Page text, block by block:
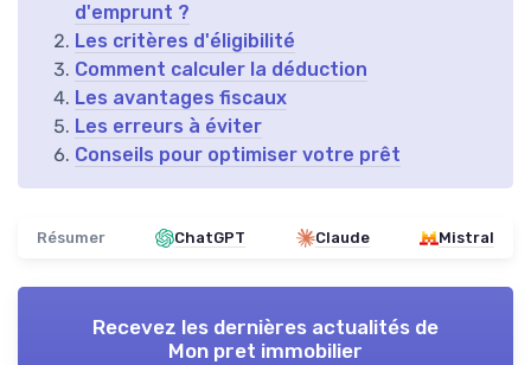
d'emprunt ?
Les critères d'éligibilité
Comment calculer la déduction
Les avantages fiscaux
Les erreurs à éviter
Conseils pour optimiser votre prêt
Résumer ChatGPT Claude Mistral
Recevez les dernières actualités de
Mon pret immobilier